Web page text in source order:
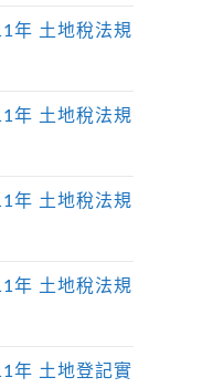
年 土地稅法規
年 土地稅法規
年 土地稅法規
年 土地稅法規
年 土地登記實